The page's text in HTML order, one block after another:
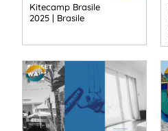
Kitecamp Brasile
2025 | Brasile